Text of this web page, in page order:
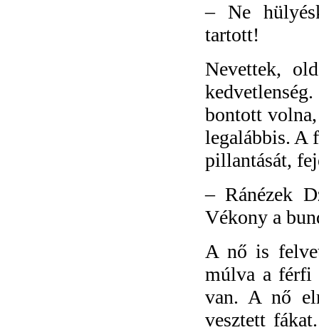
– Ne
tartott!
Nevettek,
bontott
legalábbis. A
pillantását,
–Ránézek
Vékony a
A nő is
múlva a férfi
van. A nő
vesztett